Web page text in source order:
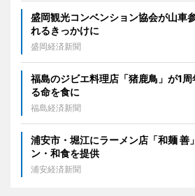
盛岡観光コンベンション協会が山
れるきっかけに
盛岡経済新聞
福島のジビエ料理店「猪鹿鳥」が1
る命を食に
福島経済新聞
浦安市・堀江にラーメン店「和麺 善
ン・和食を提供
浦安経済新聞